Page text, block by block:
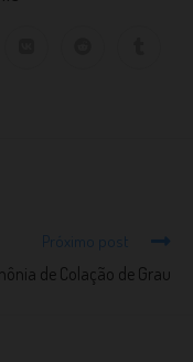
Próximo post
de Colação de Grau